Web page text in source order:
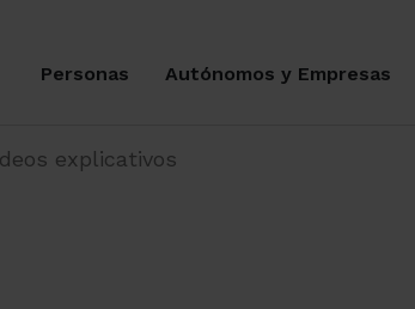
Personas Autónomos y Empresas
explicativos